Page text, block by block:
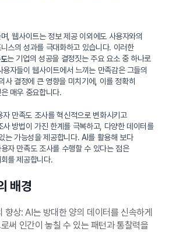
, 웹사이트는 정보 제공 이외에도 사용자와의
스의 성과를 극대화하고 있습니다. 이러한
는 기업의 성공을 결정짓는 주요 요소 중 하나로
자들이 웹사이트에서 느끼는 만족감은 그들의
사 결정에 큰 영향을 미치기에, 이를 정확히
매우 중요합니다.
만족도 조사를 혁신적으로 변화시키고
사 방법이 가진 한계를 극복하고, 다양한 데이터를
는 가능성을 제공합니다. AI를 활용해 보다
자 만족도 조사를 수행할 수 있다는 점은
를 제공합니다.
배경
향상: AI는 방대한 양의 데이터를 신속하게
써 인간이 놓칠 수 있는 패턴과 통찰력을